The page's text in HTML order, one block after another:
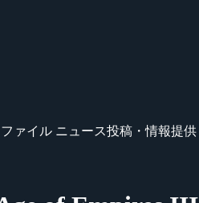
ァイル ニュース投稿・情報提供